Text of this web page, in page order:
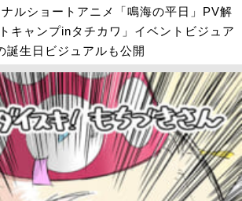
ナルショートアニメ「鳴海の平日」PV解
キャンプinタチカワ」イベントビジュア
誕生日ビジュアルも公開